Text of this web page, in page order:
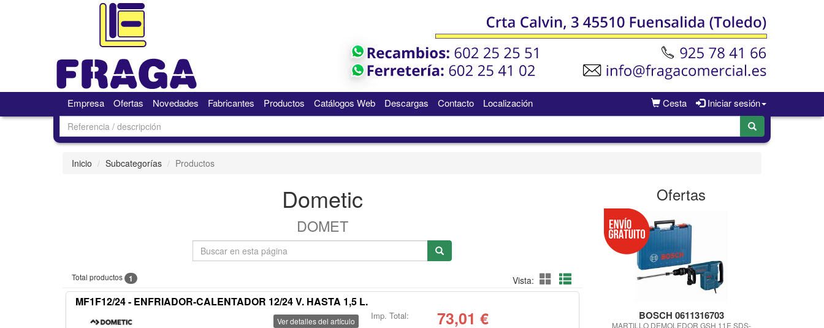
Cesta Iniciar sesión
Empresa Ofertas Novedades Fabricantes Productos Catálogos Web Descargas Contacto Localización
Inicio Subcategorías Productos
Dometic
DOMET
Total productos 1 Vista:
MF1F12/24 - ENFRIADOR-CALENTADOR 12/24 V. HASTA 1,5 L.
Ver detalles del artículo Imp. Total: 73,01 €
Ofertas
BOSCH 0611316703
MARTILLO DEMOLEDOR GSH 11E SDS-